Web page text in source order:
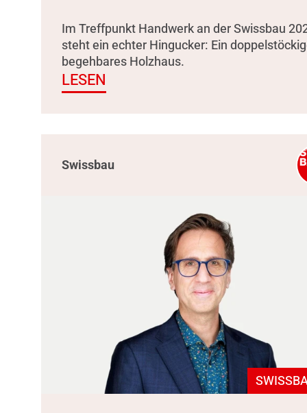
Im Treffpunkt Handwerk an der Swissbau
steht ein echter Hingucker: Ein
begehbares Holzhaus.
LESEN
Swissbau